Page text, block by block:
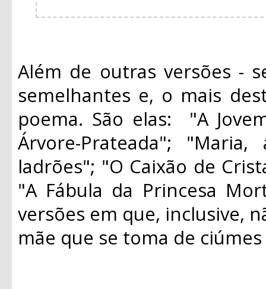
Além de outras versões -
semelhantes e, o mais
poema. São elas: "A
Árvore-Prateada";
ladrões"; "O Caixão de
"A Fábula da Princesa
versões em que, inclusive,
mãe que se toma de